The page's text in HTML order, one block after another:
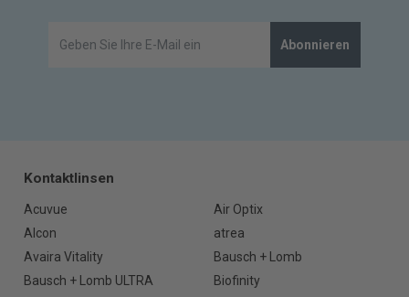
Abonnieren
Kontaktlinsen
Acuvue
Air Optix
Alcon
atrea
Avaira Vitality
Bausch + Lomb
Bausch + Lomb ULTRA
Biofinity